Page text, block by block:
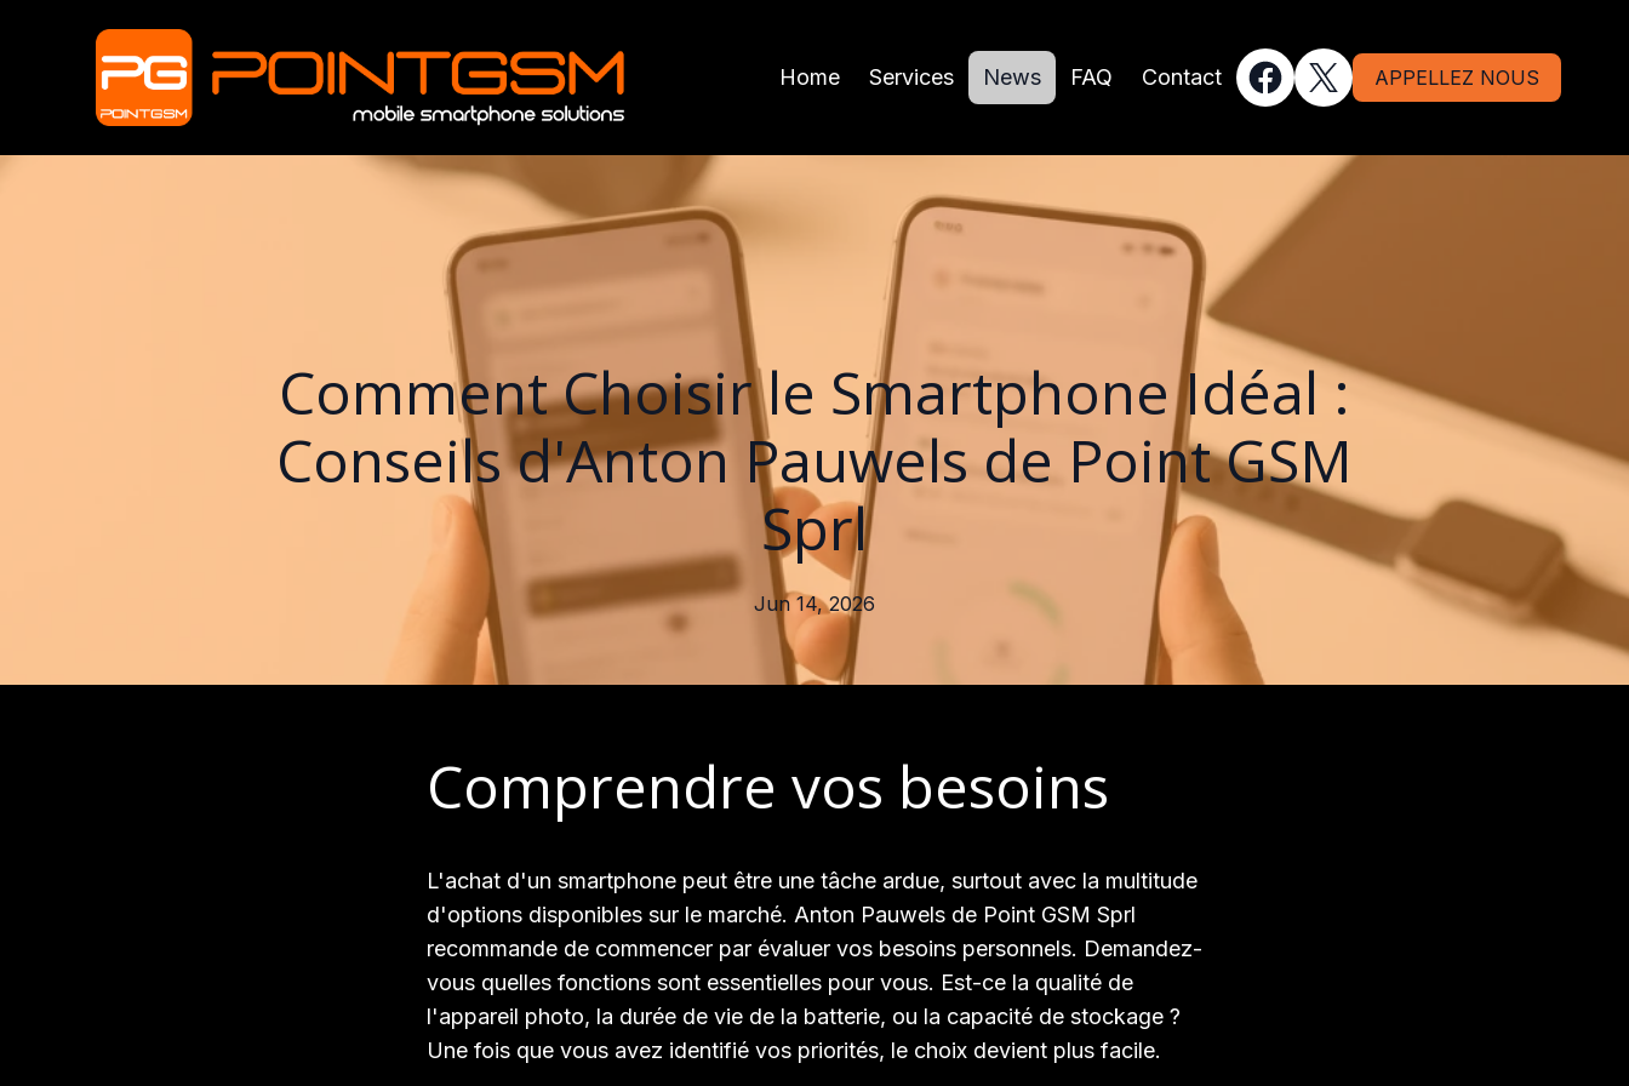
Home Services News FAQ Contact APPELLEZ NOUS
Comment Choisir le Smartphone Idéal :
Conseils d'Anton Pauwels de Point GSM
Sprl
Jun 14, 2026
Comprendre vos besoins
L'achat d'un smartphone peut être une tâche ardue, surtout avec la multitude
d'options disponibles sur le marché. Anton Pauwels de Point GSM Sprl
recommande de commencer par évaluer vos besoins personnels. Demandez-
vous quelles fonctions sont essentielles pour vous. Est-ce la qualité de
l'appareil photo, la durée de vie de la batterie, ou la capacité de stockage ?
Une fois que vous avez identifié vos priorités, le choix devient plus facile.